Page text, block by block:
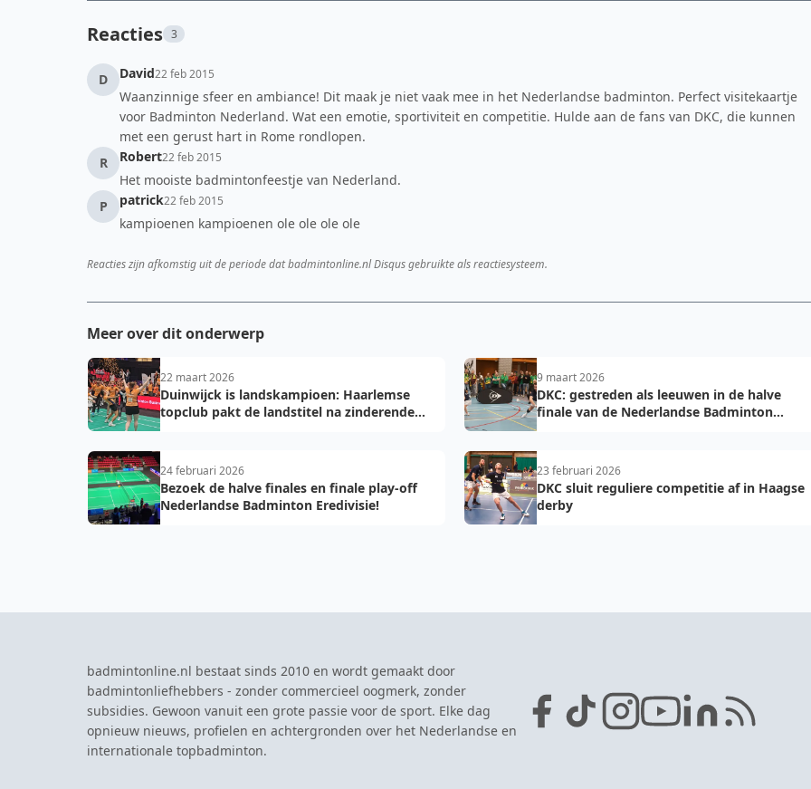
Reacties 3
D David22 feb 2015
Waanzinnige sfeer en ambiance! Dit maak je niet vaak mee in het Nederlandse badminton. Perfect visitekaartje
voor Badminton Nederland. Wat een emotie, sportiviteit en competitie. Hulde aan de fans van DKC, die kunnen
met een gerust hart in Rome rondlopen.
R
Robert22 feb 2015
Het mooiste badmintonfeestje van Nederland.
P
patrick22 feb 2015
kampioenen kampioenen ole ole ole ole
Reacties zijn afkomstig uit de periode dat badmintonline.nl Disqus gebruikte als reactiesysteem.
Meer over dit onderwerp
22 maart 2026
Duinwijck is landskampioen: Haarlemse
topclub pakt de landstitel na zinderende
9 maart 2026
DKC: gestreden als leeuwen in de halve
finale van de Nederlandse Badminton
24 februari 2026
Bezoek de halve finales en finale play-off
Nederlandse Badminton Eredivisie!
23 februari 2026
DKC sluit reguliere competitie af in Haagse
derby
badmintonline.nl bestaat sinds 2010 en wordt gemaakt door
badmintonliefhebbers - zonder commercieel oogmerk, zonder
subsidies. Gewoon vanuit een grote passie voor de sport. Elke dag
opnieuw nieuws, profielen en achtergronden over het Nederlandse en
internationale topbadminton.